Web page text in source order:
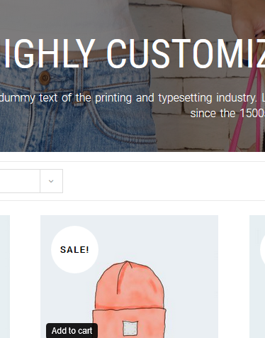
صفحه اصلی پوسته